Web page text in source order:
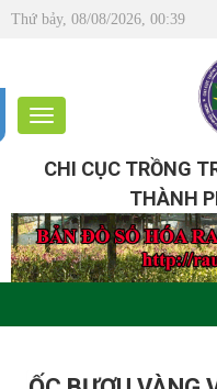
Thứ bảy, 08/08/2026, 00:39
CHI CỤC TRỒNG
THÀNH